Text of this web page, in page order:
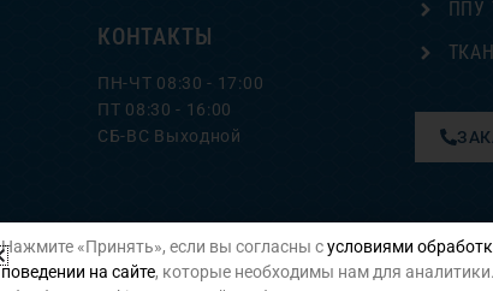
КОНТАКТЫ
ПН-ЧТ 08:30 - 17:00
ПТ 08:30 - 16:00
СБ-ВС Выходной
ППУ
Политика конфиденциальности
Нажмите «Принять», если вы согласны сусловиями
поведении на сайте, которые необходимы нам для